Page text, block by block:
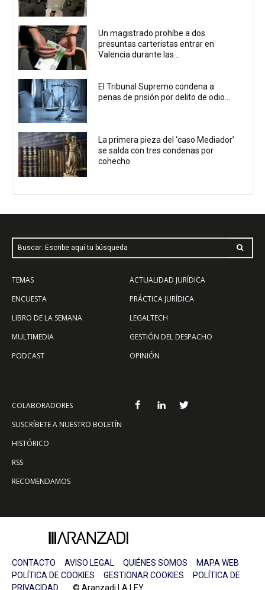
Un magistrado prohíbe a dos
presuntas carteristas entrar en
Valencia durante las...
El Tribunal Supremo condena a
penas de prisión por delito de odio...
La primera pieza del ‘caso Mediador’
se salda con tres condenas por
cohecho
Buscar: Escribe aquí tu búsqueda
TEMAS
ENCUESTA
LIBRO DE LA SEMANA
MULTIMEDIA
PODCAST
ACTUALIDAD JURÍDICA
PRÁCTICA JURÍDICA
LEGALTECH
GESTIÓN DEL DESPACHO
OPINIÓN
COLABORADORES
SUSCRÍBETE A NUESTRO BOLETÍN
HISTÓRICO
RSS
RECOMENDAMOS
CONTACTO AVISO LEGAL QUIÉNES SOMOS
MAPA WEB
POLÍTICA DE COOKIES
GESTIONAR COOKIES
POLÍTICA DE
PRIVACIDAD © Aranzadi LA LEY